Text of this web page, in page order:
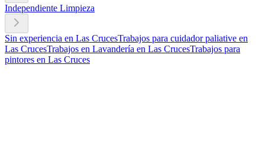
Independiente Limpieza
Sin experiencia en Las CrucesTrabajos para cuidador paliative en
Las CrucesTrabajos en Lavandería en Las CrucesTrabajos para
pintores en Las Cruces